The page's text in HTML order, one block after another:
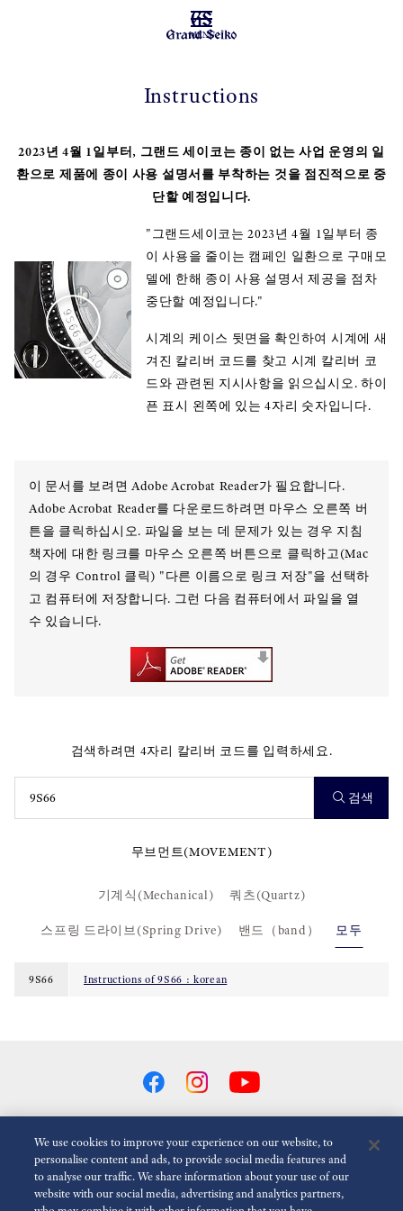
MENU
Instructions
2023년 4월 1일부터, 그랜드 세이코는 종이 없는 사업 운영의 일
환으로 제품에 종이 사용 설명서를 부착하는 것을 점진적으로 중
단할 예정입니다.
"그랜드세이코는 2023년 4월 1일부터 종
이 사용을 줄이는 캠페인 일환으로 구매모
델에 한해 종이 사용 설명서 제공을 점차
중단할 예정입니다."
시계의 케이스 뒷면을 확인하여 시계에 새
겨진 칼리버 코드를 찾고 시계 칼리버 코
드와 관련된 지시사항을 읽으십시오. 하이
픈 표시 왼쪽에 있는 4자리 숫자입니다.
이 문서를 보려면 Adobe Acrobat Reader가 필요합니다.
Adobe Acrobat Reader를 다운로드하려면 마우스 오른쪽 버
튼을 클릭하십시오. 파일을 보는 데 문제가 있는 경우 지침
책자에 대한 링크를 마우스 오른쪽 버튼으로 클릭하고(Mac
의 경우 Control 클릭) "다른 이름으로 링크 저장"을 선택하
고 컴퓨터에 저장합니다. 그런 다음 컴퓨터에서 파일을 열
수 있습니다.
검색하려면 4자리 칼리버 코드를 입력하세요.
검색
무브먼트(MOVEMENT)
기계식(Mechanical) 쿼츠(Quartz)
스프링 드라이브(Spring Drive) 밴드（band） 모두
9S66 Instructions of 9S66 : korean
애니메이션 줄이기 비활성화
We use cookies to improve your experience on our website, to
personalise content and ads, to provide social media features and
to analyse our traffic. We share information about your use of our
website with our social media, advertising and analytics partners,